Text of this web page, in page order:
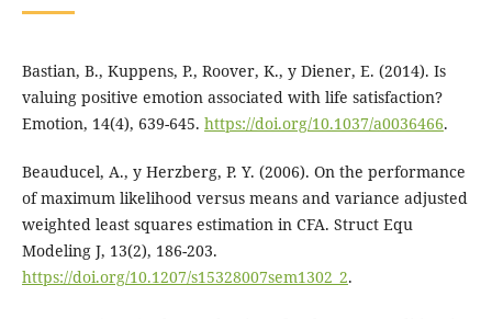
Bastian, B., Kuppens, P., Roover, K., y Diener, E. (2014). Is
valuing positive emotion associated with life satisfaction?
Emotion, 14(4), 639-645. https://doi.org/10.1037/a0036466.
Beauducel, A., y Herzberg, P. Y. (2006). On the performance
of maximum likelihood versus means and variance adjusted
weighted least squares estimation in CFA. Struct Equ
Modeling J, 13(2), 186-203.
https://doi.org/10.1207/s15328007sem1302_2.